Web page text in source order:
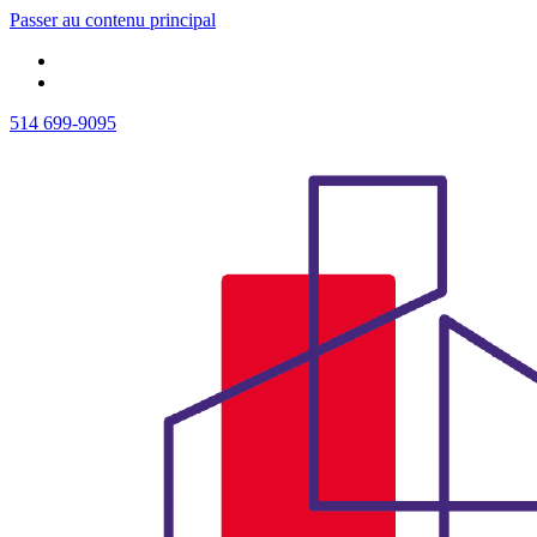
Passer au contenu principal
514 699-9095